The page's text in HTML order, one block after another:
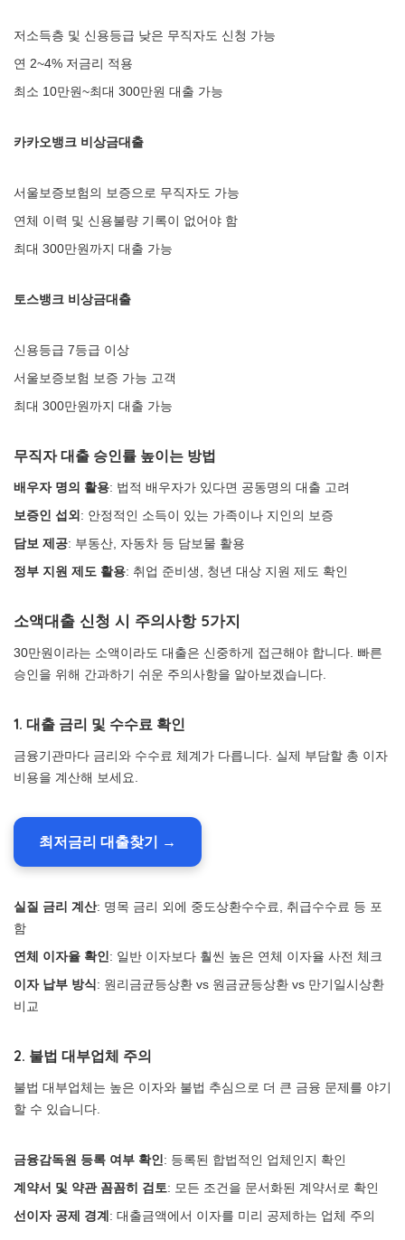
저소득층 및 신용등급 낮은 무직자도 신청 가능
연 2~4% 저금리 적용
최소 10만원~최대 300만원 대출 가능
카카오뱅크 비상금대출
서울보증보험의 보증으로 무직자도 가능
연체 이력 및 신용불량 기록이 없어야 함
최대 300만원까지 대출 가능
토스뱅크 비상금대출
신용등급 7등급 이상
서울보증보험 보증 가능 고객
최대 300만원까지 대출 가능
무직자 대출 승인률 높이는 방법
배우자 명의 활용: 법적 배우자가 있다면 공동명의 대출 고려
보증인 섭외 : 안정적인 소득이 있는 가족이나 지인의 보증
담보 제공: 부동산, 자동차 등 담보물 활용
정부 지원 제도 활용: 취업 준비생, 청년 대상 지원 제도 확인
소액대출 신청 시 주의사항 5가지
30만원이라는 소액이라도 대출은 신중하게 접근해야 합니다. 빠른
승인을 위해 간과하기 쉬운 주의사항을 알아보겠습니다.
1. 대출 금리 및 수수료 확인
금융기관마다 금리와 수수료 체계가 다릅니다. 실제 부담할 총 이자
비용을 계산해 보세요.
최저금리 대출찾기 →
실질 금리 계산: 명목 금리 외에 중도상환수수료, 취급수수료 등 포
함
연체 이자율 확인 : 일반 이자보다 훨씬 높은 연체 이자율 사전 체크
이자 납부 방식: 원리금균등상환 vs 원금균등상환 vs 만기일시상환
비교
2. 불법 대부업체 주의
불법 대부업체는 높은 이자와 불법 추심으로 더 큰 금융 문제를 야기
할 수 있습니다.
금융감독원 등록 여부 확인 : 등록된 합법적인 업체인지 확인
계약서 및 약관 꼼꼼히 검토: 모든 조건을 문서화된 계약서로 확인
선이자 공제 경계 : 대출금액에서 이자를 미리 공제하는 업체 주의